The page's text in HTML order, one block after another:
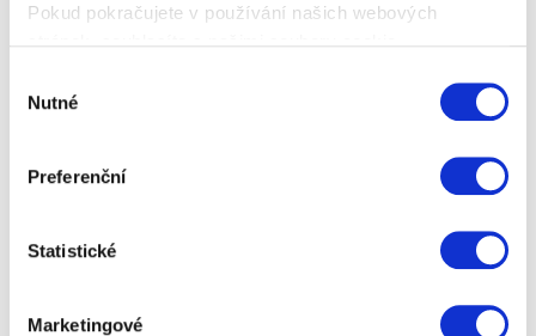
Pokud pokračujete v používání našich webových
souhlasu
Nutné
Preferenční
Statistické
Marketingové